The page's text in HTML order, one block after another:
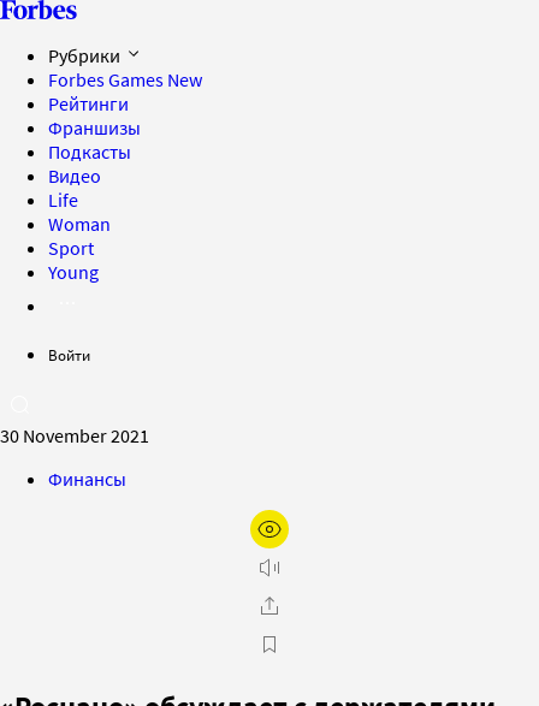
Рубрики
Forbes Games New
Рейтинги
Франшизы
Подкасты
Видео
Life
Woman
Sport
Young
Войти
30 November 2021
Финансы